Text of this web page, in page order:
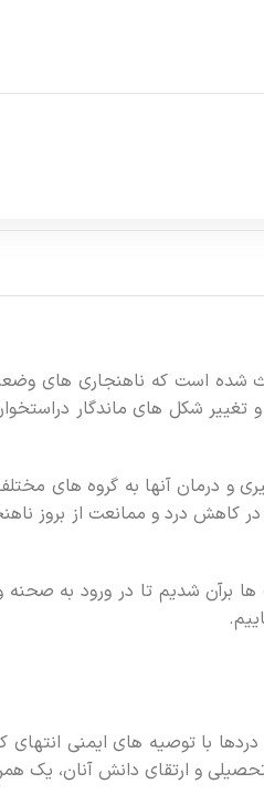
شده است که ناهنجاري هاي
شکل هاي ماندگار
و درمان آنها به گروه هاي
کاهش درد و ممانعت از بروز
ها برآن شديم تا در ورود به
با توصيه هاي ايمني انتهاي
و ارتقاي دانش آنان، يک